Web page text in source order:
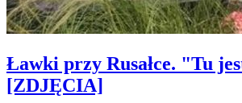
Ławki przy Rusałce. "Tu
[ZDJĘCIA]